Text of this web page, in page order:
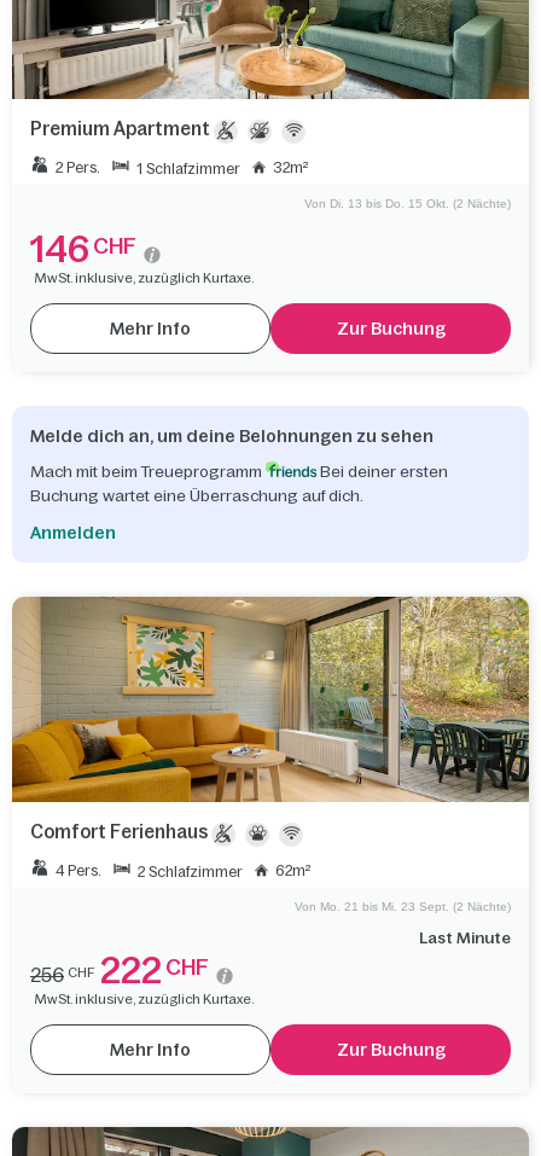
Premium Apartment
2 Pers. 1 Schlafzimmer 32m²
Von Di. 13 bis Do. 15 Okt. (2 Nächte)
146 CHF
MwSt. inklusive, zuzüglich Kurtaxe.
Mehr Info Zur Buchung
Melde dich an, um deine Belohnungen zu sehen
Mach mit beim Treueprogramm
Bei deiner ersten
Buchung wartet eine Überraschung auf dich.
Anmelden
Comfort Ferienhaus
4 Pers. 2 Schlafzimmer 62m²
Last Minute
Von Mo. 21 bis Mi. 23 Sept. (2 Nächte)
256 CHF 222 CHF
MwSt. inklusive, zuzüglich Kurtaxe.
Mehr Info Zur Buchung